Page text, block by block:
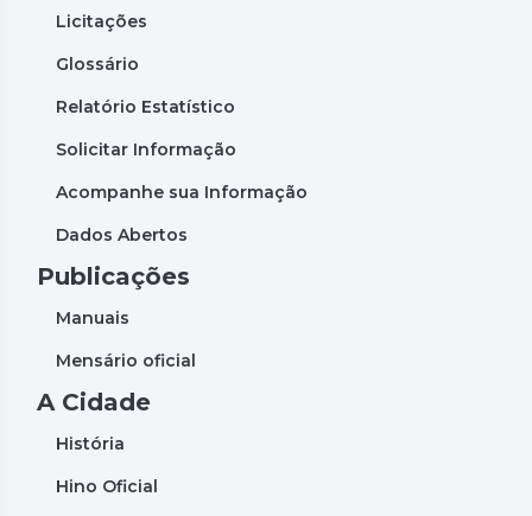
Licitações
Glossário
Relatório Estatístico
Solicitar Informação
Acompanhe sua Informação
Dados Abertos
Publicações
Manuais
Mensário oficial
A Cidade
História
Hino Oficial